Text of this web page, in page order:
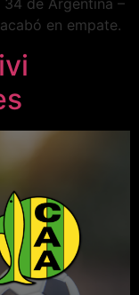
de Argentina –
en empate.